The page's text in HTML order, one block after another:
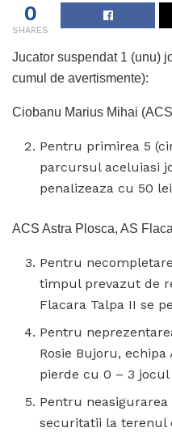
0
SHARES
Jucator suspendat 1 (unu)
cumul de avertismente):
Ciobanu Marius Mihai
Pentru primirea 5
parcursul aceluiasi
penalizeaza cu 50
ACS Astra Plosca, AS
Pentru
timpul prevazut de
Flacara Talpa II se
Pentru
Rosie Bujoru, echipa
pierde cu 0 – 3
Pentru
securitatii la terenul